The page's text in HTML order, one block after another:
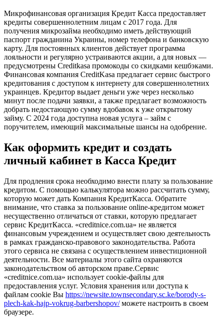
Микрофинансовая организация Кредит Касса предоставляет
кредиты совершеннолетним лицам с 2017 года. Для
получения микрозайма необходимо иметь действующий
паспорт гражданина Украины, номер телефона и банковскую
карту. Для постоянных клиентов действует программа
лояльности и регулярно устраиваются акции, а для новых —
предусмотрены Creditkasa промокоды со скидками кешбэками.
Финансовая компания CreditKasa предлагает сервис быстрого
кредитования с доступом к интернету для совершеннолетних
украинцев. Кредитор выдает деньги уже через несколько
минут после подачи заявки, а также предлагает возможность
добрать недостающую сумму вдобавок к уже открытому
займу. С 2024 года доступна новая услуга – займ с
поручителем, имеющий максимальные шансы на одобрение.
Как оформить кредит и создать
личный кабинет в Касса Кредит
Для продления срока необходимо внести плату за пользование
кредитом. С помощью калькулятора можно рассчитать сумму,
которую может дать Компания КредитКасса. Обратите
внимание, что ставка за пользование online-кредитом может
несущественно отличаться от ставки, которую предлагает
сервис КредитКасса. «creditnice.com.ua» не является
финансовым учреждением и осуществляет свою деятельность
в рамках гражданско-правового законодательства. Работа
этого сервиса не связана с осуществлением инвестиционной
деятельности. Все материалы этого сайта охраняются
законодательством об авторском праве.Сервис
«creditnice.com.ua» использует cookie-файлы для
предоставления услуг. Условия хранения или доступа к
файлам cookie Вы https://newsite.townsecondary.sc.ke/borody-s-
plech-kak-hajp-vokrug-barbershopov/можете настроить в своем
браузере.